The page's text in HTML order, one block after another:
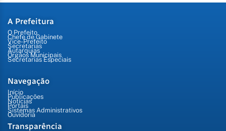
A Prefeitura
O Prefeito
Chefe de Gabinete
Vice-Prefeito
Secretarias
Autarquias
Órgãos Municipais
Secretarias Especiais
Navegação
Início
Publicações
Notícias
Portais
Sistemas Administrativos
Ouvidoria
Transparência